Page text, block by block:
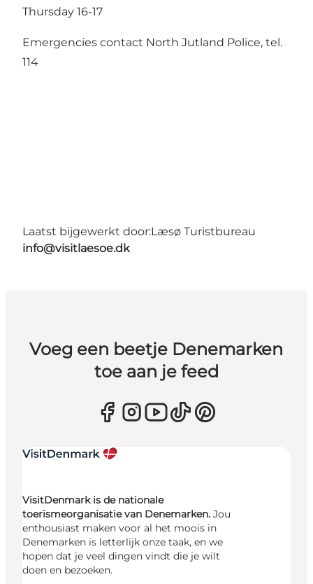
Thursday 16-17
Emergencies contact North Jutland Police, tel.
114
Laatst bijgewerkt door:Læsø Turistbureau
info@visitlaesoe.dk
Voeg een beetje Denemarken
toe aan je feed
VisitDenmark is de nationale
toerismeorganisatie van Denemarken. Jou
enthousiast maken voor al het moois in
Denemarken is letterlijk onze taak, en we
hopen dat je veel dingen vindt die je wilt
doen en bezoeken.